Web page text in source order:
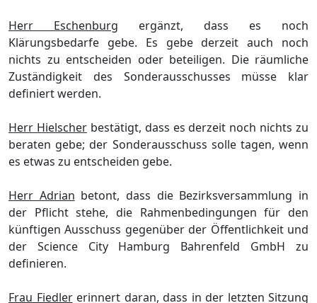
Herr Eschenburg ergänzt, dass es noch
Klärungsbedarfe gebe. Es gebe derzeit auch noch
nichts zu entscheiden oder beteiligen. Die räumliche
Zuständigkeit des Sonderausschusses müsse klar
definiert werden.
Herr Hielscher bestätigt, dass es derzeit noch nichts zu
beraten gebe; der Sonderausschuss solle tagen, wenn
es etwas zu entscheiden gebe.
Herr Adrian betont, dass die Bezirksversammlung in
der Pflicht stehe, die Rahmenbedingungen für den
künftigen Ausschuss gegenüber der Öffentlichkeit und
der Science City Hamburg Bahrenfeld GmbH zu
definieren.
Frau Fiedlererinnert daran, dass in der letzten Sitzung